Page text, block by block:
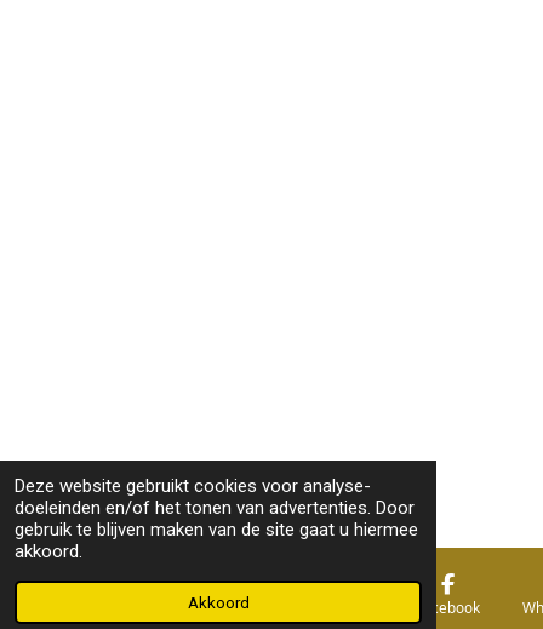
Deze website gebruikt cookies voor analyse-
doeleinden en/of het tonen van advertenties. Door
gebruik te blijven maken van de site gaat u hiermee
akkoord.
Akkoord
Telefoonnummer Facebook